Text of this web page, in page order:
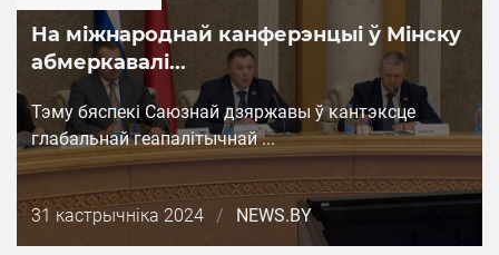
На міжнароднай канферэнцыі ў Мінску
абмеркавалі...
Тэму бяспекі Саюзнай дзяржавы ў кантэксце
глабальнай геапалітычнай ...
Дата
публикации
31 кастрычніка 2024 / NEWS.BY